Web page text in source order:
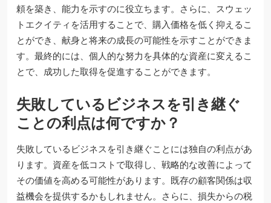
頼を築き、能力を示すのに役立ちます。さらに、スウェッ
トエクイティを活用することで、購入価格を低く抑えるこ
とができ、献身と将来の成長の可能性を示すことができま
す。最終的には、個人的な努力を具体的な資産に変えるこ
とで、成功した取得を促進することができます。
失敗しているビジネスを引き継ぐ
ことの利点は何ですか？
失敗しているビジネスを引き継ぐことには独自の利点があ
ります。資産を低コストで取得し、戦略的な改善によって
その価値を高める可能性があります。既存の顧客関係は収
益機会を提供するかもしれません。さらに、損失からの税